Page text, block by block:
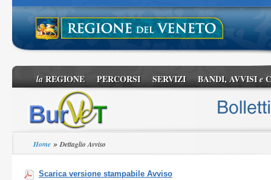
laREGIONE PERCORSI SERVIZI BANDI, AVVISIe
Home »Dettaglio Avviso
Scarica versione stampabile Avviso